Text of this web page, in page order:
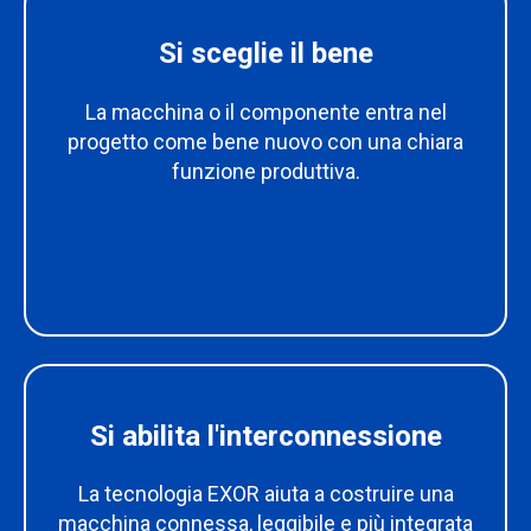
Si sceglie il bene
La macchina o il componente entra nel
progetto come bene nuovo con una chiara
funzione produttiva.
Si abilita l'interconnessione
La tecnologia EXOR aiuta a costruire una
macchina connessa, leggibile e più integrata